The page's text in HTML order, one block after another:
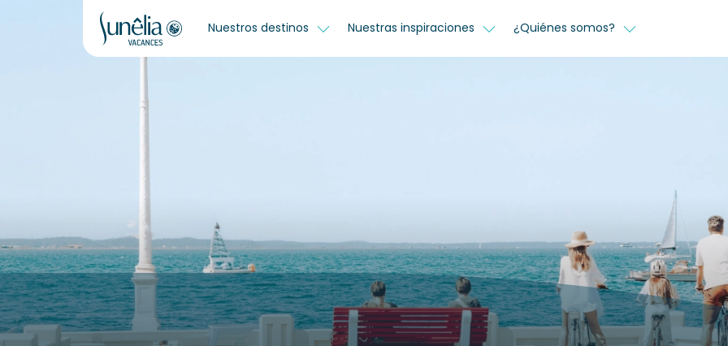
Nuestros destinos Nuestras inspiraciones ¿Quiénes somos?